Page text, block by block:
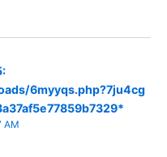
6myyqs.php?7ju4cg
AM